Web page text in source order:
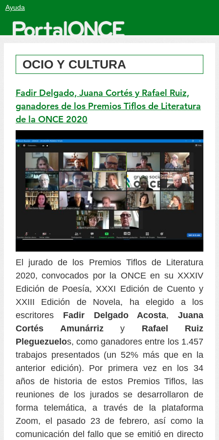
Ayuda
OCIO Y CULTURA
Fadir Delgado, Juana Cortés y Rafael Ruiz,
ganadores de los Premios Tiflos de Literatura
de la ONCE 2020
El jurado de los Premios Tiflos de Literatura
2020, convocados por la ONCE en su XXXIV
Edición de Poesía, XXXI Edición de Cuento y
XXIII Edición de Novela, ha elegido a los
escritores Fadir Delgado Acosta, Juana
Cortés Amunárrizy Rafael Ruiz
Pleguezuelos, como ganadores entre los 1.457
trabajos presentados (un 52% más que en la
anterior edición). Por primera vez en los 34
años de historia de estos Premios Tiflos, las
reuniones de los jurados se desarrollaron de
forma telemática, a través de la plataforma
Zoom, el pasado 23 de febrero, así como la
comunicación del fallo que se emitió en directo